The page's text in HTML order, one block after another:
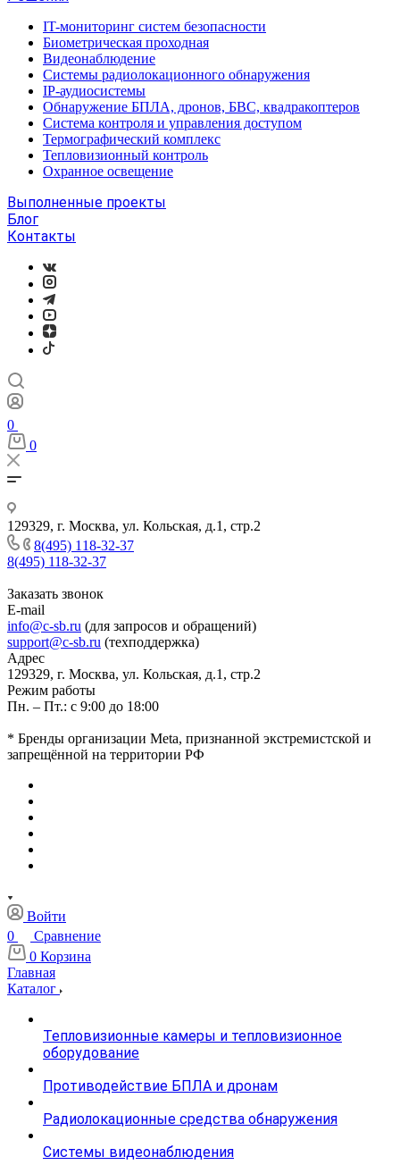
IT-мониторинг систем безопасности
Биометрическая проходная
Видеонаблюдение
Системы радиолокационного обнаружения
IP-аудиосистемы
Обнаружение БПЛА, дронов, БВС, квадракоптеров
Система контроля и управления доступом
Термографический комплекс
Тепловизионный контроль
Охранное освещение
Выполненные проекты
Блог
Контакты
0
0
129329, г. Москва, ул. Кольская, д.1, стр.2
8(495) 118-32-37
8(495) 118-32-37
Заказать звонок
E-mail
info@c-sb.ru (для запросов и обращений)
support@c-sb.ru (техподдержка)
Адрес
129329, г. Москва, ул. Кольская, д.1, стр.2
Режим работы
Пн. – Пт.: с 9:00 до 18:00
* Бренды организации Meta, признанной экстремистской и
запрещённой на территории РФ
Войти
0
Сравнение
0 Корзина
Главная
Каталог
Тепловизионные камеры и тепловизионное
оборудование
Противодействие БПЛА и дронам
Радиолокационные средства обнаружения
Системы видеонаблюдения